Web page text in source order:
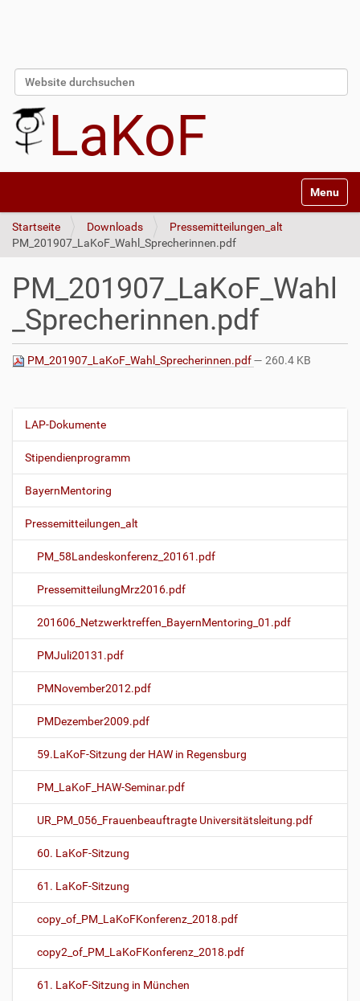
Website durchsuchen
LaKoF
Startseite Downloads
Pressemitteilungen_alt
PM_201907_LaKoF_Wahl_Sprecherinnen.pdf
PM_201907_LaKoF_Wahl
_Sprecherinnen.pdf
PM_201907_LaKoF_Wahl_Sprecherinnen.pdf— 260.4 KB
N
i
g
a
i
n
LAP-Dokumente
Stipendienprogramm
BayernMentoring
Pressemitteilungen_alt
PM_58Landeskonferenz_20161.pdf
PressemitteilungMrz2016.pdf
201606_Netzwerktreffen_BayernMentoring_01.pdf
PMJuli20131.pdf
PMNovember2012.pdf
PMDezember2009.pdf
59.LaKoF-Sitzung der HAW in Regensburg
PM_LaKoF_HAW-Seminar.pdf
UR_PM_056_Frauenbeauftragte Universitätsleitung.pdf
60. LaKoF-Sitzung
61. LaKoF-Sitzung
copy_of_PM_LaKoFKonferenz_2018.pdf
copy2_of_PM_LaKoFKonferenz_2018.pdf
61. LaKoF-Sitzung in München